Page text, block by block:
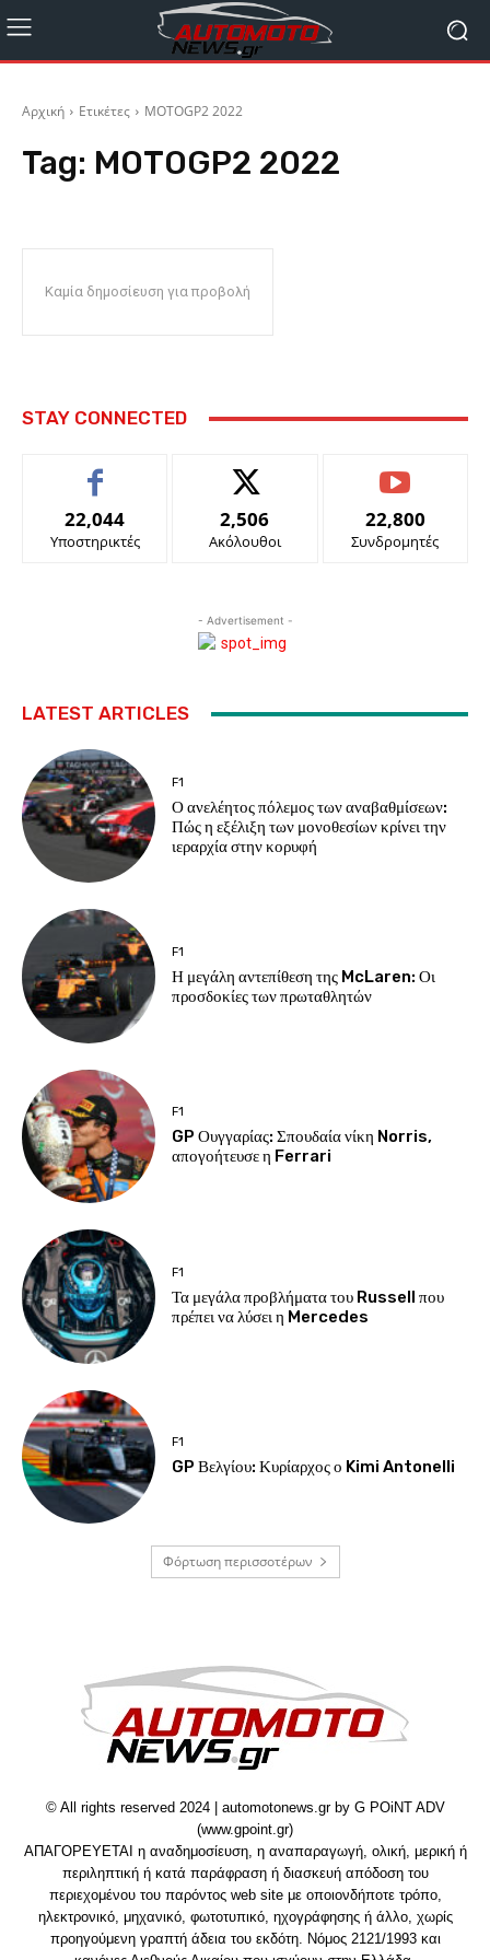
Αρχική Ετικέτες MOTOGP2 2022
Tag: MOTOGP2 2022
Καμία δημοσίευση για προβολή
STAY CONNECTED
22,044
Υποστηρικτές
2,506
Ακόλουθοι
22,800
Συνδρομητές
- Advertisement -
LATEST ARTICLES
F1
Ο ανελέητος πόλεμος των αναβαθμίσεων:
Πώς η εξέλιξη των μονοθεσίων κρίνει την
ιεραρχία στην κορυφή
F1
Η μεγάλη αντεπίθεση της McLaren: Οι
προσδοκίες των πρωταθλητών
F1
GP Ουγγαρίας: Σπουδαία νίκη Norris,
απογοήτευσε η Ferrari
F1
Τα μεγάλα προβλήματα του Russell που
πρέπει να λύσει η Mercedes
F1
GP Βελγίου: Κυρίαρχος ο Kimi Antonelli
Φόρτωση περισσοτέρων
© All rights reserved 2024 | automotonews.gr by G POiNT ADV
(www.gpoint.gr)
ΑΠΑΓΟΡΕΥΕΤΑΙ η αναδημοσίευση, η αναπαραγωγή, ολική, μερική ή
περιληπτική ή κατά παράφραση ή διασκευή απόδοση του
περιεχομένου του παρόντος web site με οποιονδήποτε τρόπο,
ηλεκτρονικό, μηχανικό, φωτοτυπικό, ηχογράφησης ή άλλο, χωρίς
προηγούμενη γραπτή άδεια του εκδότη. Νόμος 2121/1993 και